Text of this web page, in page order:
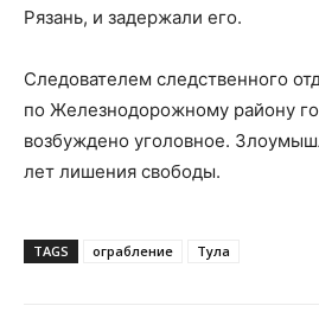
Рязань, и задержали его.
Следователем следственного
по Железнодорожному району
возбуждено уголовное.
лет лишения свободы.
TAGS ограбление Тула